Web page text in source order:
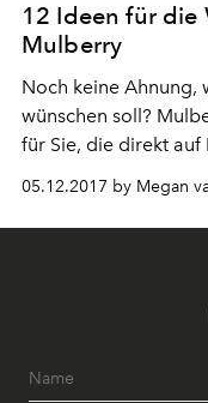
12 Ideen für die
Mulberry
Noch keine Ahnung,
wünschen soll?
für Sie, die direkt auf
können. Im
durch das Lied
einige einzigartige
05.12.2017 by Megan